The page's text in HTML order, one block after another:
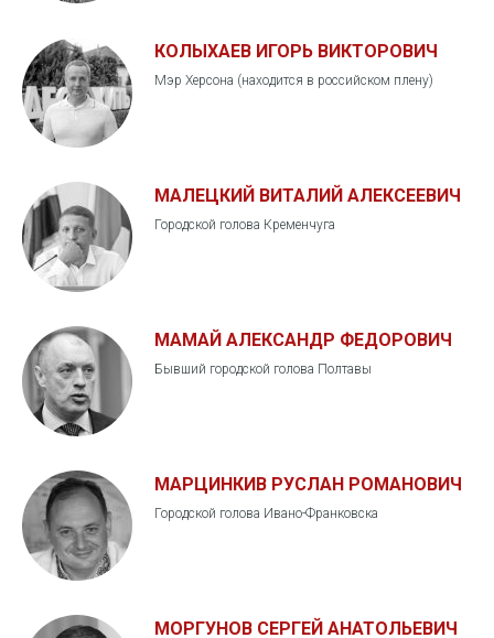
КОЛЫХАЕВ ИГОРЬ ВИКТОРОВИЧ
Мэр Херсона (находится в российском плену)
МАЛЕЦКИЙ ВИТАЛИЙ АЛЕКСЕЕВИЧ
Городской голова Кременчуга
МАМАЙ АЛЕКСАНДР ФЕДОРОВИЧ
Бывший городской голова Полтавы
МАРЦИНКИВ РУСЛАН РОМАНОВИЧ
Городской голова Ивано-Франковска
МОРГУНОВ СЕРГЕЙ АНАТОЛЬЕВИЧ